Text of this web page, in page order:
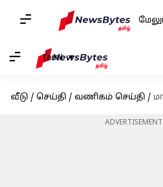
Tamil
வீடு / செய்தி / வணிகம் செய்தி / மார்க்
ADVERTISEMENT